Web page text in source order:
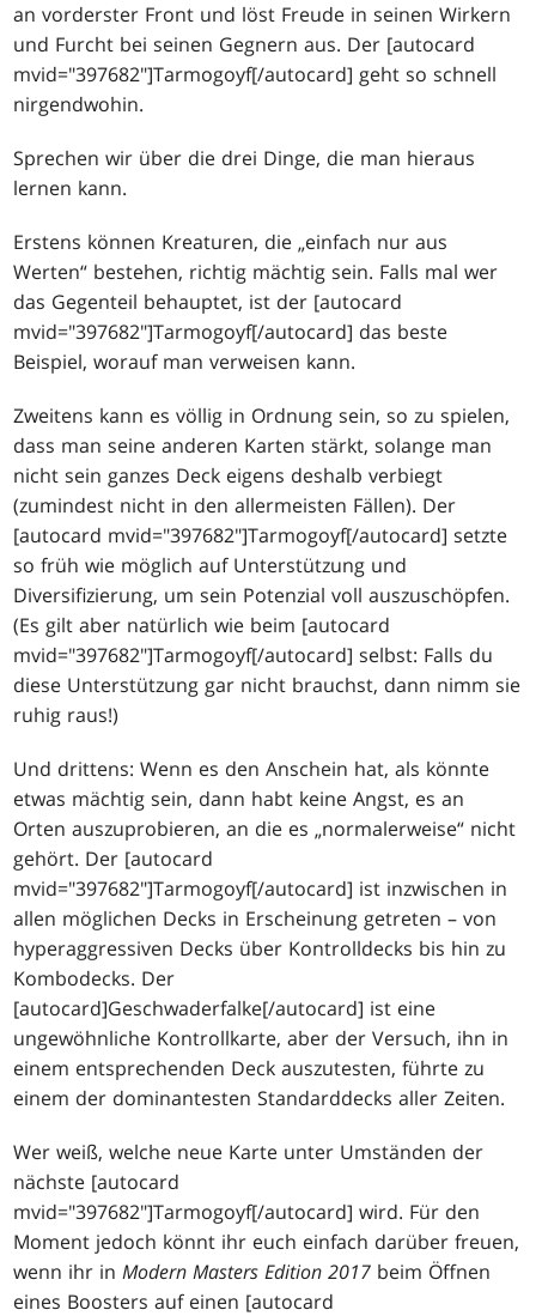
an vorderster Front und löst Freude in seinen Wirkern
und Furcht bei seinen Gegnern aus. Der [autocard
mvid="397682"]Tarmogoyf[/autocard] geht so schnell
nirgendwohin.
Sprechen wir über die drei Dinge, die man hieraus
lernen kann.
Erstens können Kreaturen, die „einfach nur aus
Werten“ bestehen, richtig mächtig sein. Falls mal wer
das Gegenteil behauptet, ist der [autocard
mvid="397682"]Tarmogoyf[/autocard] das beste
Beispiel, worauf man verweisen kann.
Zweitens kann es völlig in Ordnung sein, so zu spielen,
dass man seine anderen Karten stärkt, solange man
nicht sein ganzes Deck eigens deshalb verbiegt
(zumindest nicht in den allermeisten Fällen). Der
[autocard mvid="397682"]Tarmogoyf[/autocard] setzte
so früh wie möglich auf Unterstützung und
Diversifizierung, um sein Potenzial voll auszuschöpfen.
(Es gilt aber natürlich wie beim [autocard
mvid="397682"]Tarmogoyf[/autocard] selbst: Falls du
diese Unterstützung gar nicht brauchst, dann nimm sie
ruhig raus!)
Und drittens: Wenn es den Anschein hat, als könnte
etwas mächtig sein, dann habt keine Angst, es an
Orten auszuprobieren, an die es „normalerweise“ nicht
gehört. Der [autocard
mvid="397682"]Tarmogoyf[/autocard] ist inzwischen in
allen möglichen Decks in Erscheinung getreten – von
hyperaggressiven Decks über Kontrolldecks bis hin zu
Kombodecks. Der
[autocard]Geschwaderfalke[/autocard] ist eine
ungewöhnliche Kontrollkarte, aber der Versuch, ihn in
einem entsprechenden Deck auszutesten, führte zu
einem der dominantesten Standarddecks aller Zeiten.
Wer weiß, welche neue Karte unter Umständen der
nächste [autocard
mvid="397682"]Tarmogoyf[/autocard] wird. Für den
Moment jedoch könnt ihr euch einfach darüber freuen,
wenn ihr inModern Masters Edition 2017 beim Öffnen
eines Boosters auf einen [autocard